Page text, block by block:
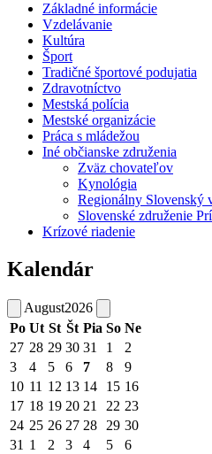
Základné informácie
Vzdelávanie
Kultúra
Šport
Tradičné športové podujatia
Zdravotníctvo
Mestská polícia
Mestské organizácie
Práca s mládežou
Iné občianske združenia
Zväz chovateľov
Kynológia
Regionálny Slovenský
Slovenské združenie
Krízové riadenie
Kalendár
August2026
Po Ut St Št Pia So Ne
27 28 29 30 31 1
2
3
4 5 6 7 8
9
10 11 12 13 14 15 16
17 18 19 20 21 22 23
24 25 26 27 28 29 30
31 1 2 3 4 5 6